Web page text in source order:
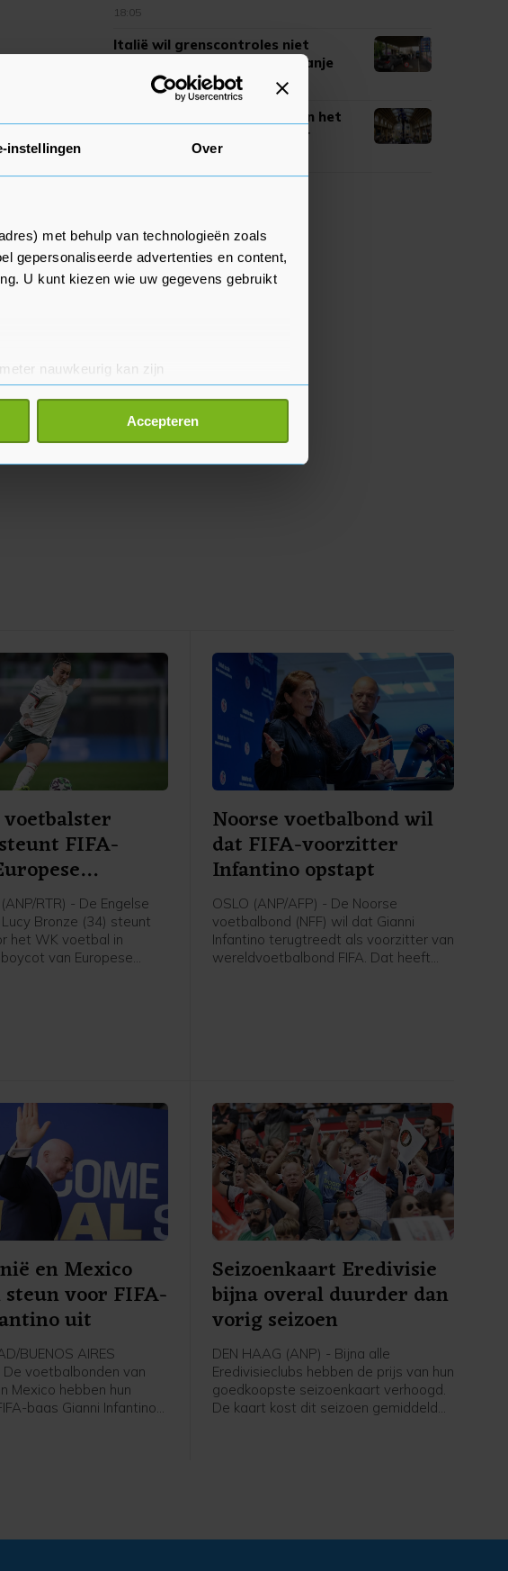
instellingen Over
met behulp van technologieën zoals
gepersonaliseerde advertenties en content,
U kunt kiezen wie uw gegevens gebruikt
nauwkeurig kan zijn
(fingerprinting)
in het
detailgedeelte
Accepteren
FIFA-
RTR) - De Engelse
Bronze (34) steunt
het WK voetbal in
van Europese
Als dat betekent dat
competities moeten
moet dat gebeuren",
in aanloop van een
Chelsea in Nieuw-
Auckland.
Noorse voetbalbond wil
dat FIFA-voorzitter
Infantino opstapt
OSLO (ANP/AFP) - De Noorse
voetbalbond (NFF) wil dat Gianni
Infantino terugtreedt als voorzitter van
wereldvoetbalbond FIFA. Dat heeft
en Mexico
voor FIFA-
uit
BUENOS AIRES
De voetbalbonden van
Mexico hebben hun
baas Gianni Infantino
Seizoenkaart Eredivisie
bijna overal duurder dan
vorig seizoen
DEN HAAG (ANP) - Bijna alle
Eredivisieclubs hebben de prijs van hun
goedkoopste seizoenkaart verhoogd.
De kaart kost dit seizoen gemiddeld
18:05
Italië wil grenscontroles niet
intrekken na dreigement Spanje
AEX sluit handelsweek licht in het
rood, SBM Offshore verliezer